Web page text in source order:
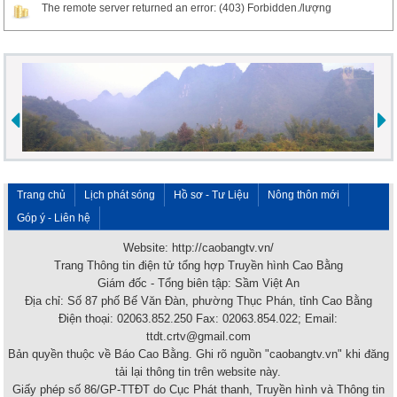
The remote server returned an error: (403) Forbidden./lượng
Trang chủ Lịch phát sóng Hồ sơ - Tư Liệu
Nông thôn mới
Góp ý - Liên hệ
Website: http://caobangtv.vn/
Trang Thông tin điện tử tổng hợp Truyền hình Cao Bằng
Giám đốc - Tổng biên tập: Sầm Việt An
Địa chỉ: Số 87 phố Bế Văn Đàn, phường Thục Phán, tỉnh Cao Bằng
Điện thoại: 02063.852.250 Fax: 02063.854.022; Email:
ttdt.crtv@gmail.com
Bản quyền thuộc về Báo Cao Bằng. Ghi rõ nguồn "caobangtv.vn" khi đăng
tải lại thông tin trên website này.
Giấy phép số 86/GP-TTĐT do Cục Phát thanh, Truyền hình và Thông tin